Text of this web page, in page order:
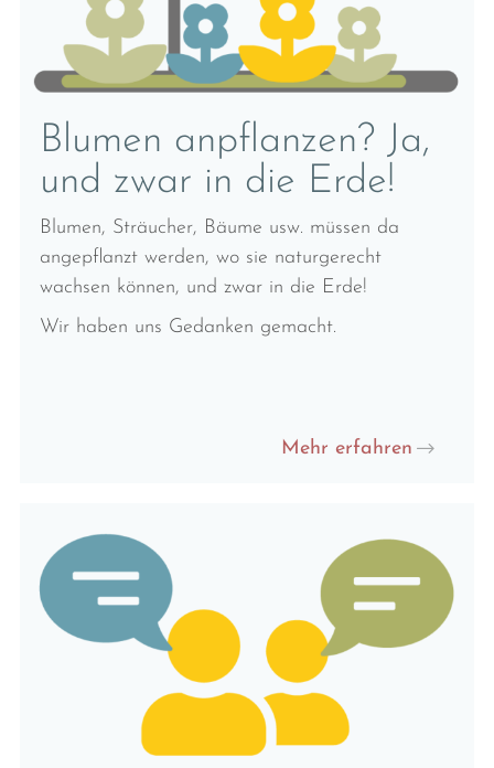
Blumen anpflanzen? Ja,
und zwar in die Erde!
Blumen, Sträucher, Bäume usw. müssen da
angepflanzt werden, wo sie naturgerecht
wachsen können, und zwar in die Erde!
Wir haben uns Gedanken gemacht.
Mehr erfahren